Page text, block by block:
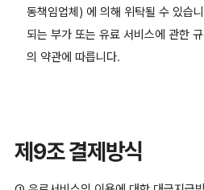
동책임업체) 에 의해 위탁될 수 있습
되는 부가 또는 유료 서비스에 관한
의 약관에 따릅니다.
제9조 결제방식